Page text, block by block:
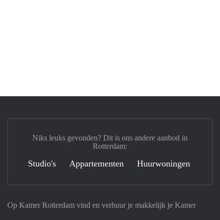
Op Kamer Rotterdam vind en verhuur je makkelijk je Kamer
Niks leuks gevonden? Dit is ons andere aanbod in
Rotterdam:
Studio's Appartementen Huurwoningen